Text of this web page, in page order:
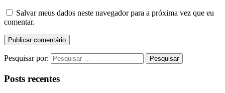
Salvar meus dados neste navegador para a próxima vez que eu
comentar.
Pesquisar por:
Posts recentes